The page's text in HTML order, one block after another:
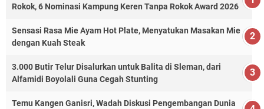
Rokok, 6 Nominasi Kampung Keren Tanpa Rokok Award 2026
Sensasi Rasa Mie Ayam Hot Plate, Menyatukan Masakan Mie
dengan Kuah Steak
3.000 Butir Telur Disalurkan untuk Balita di Sleman, dari
Alfamidi Boyolali Guna Cegah Stunting
Temu Kangen Ganisri, Wadah Diskusi Pengembangan Dunia